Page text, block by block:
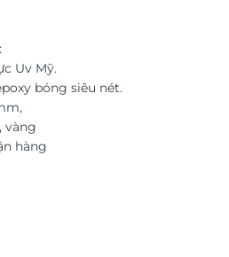
Uv Mỹ.
bóng siêu nét.
vàng
hàng